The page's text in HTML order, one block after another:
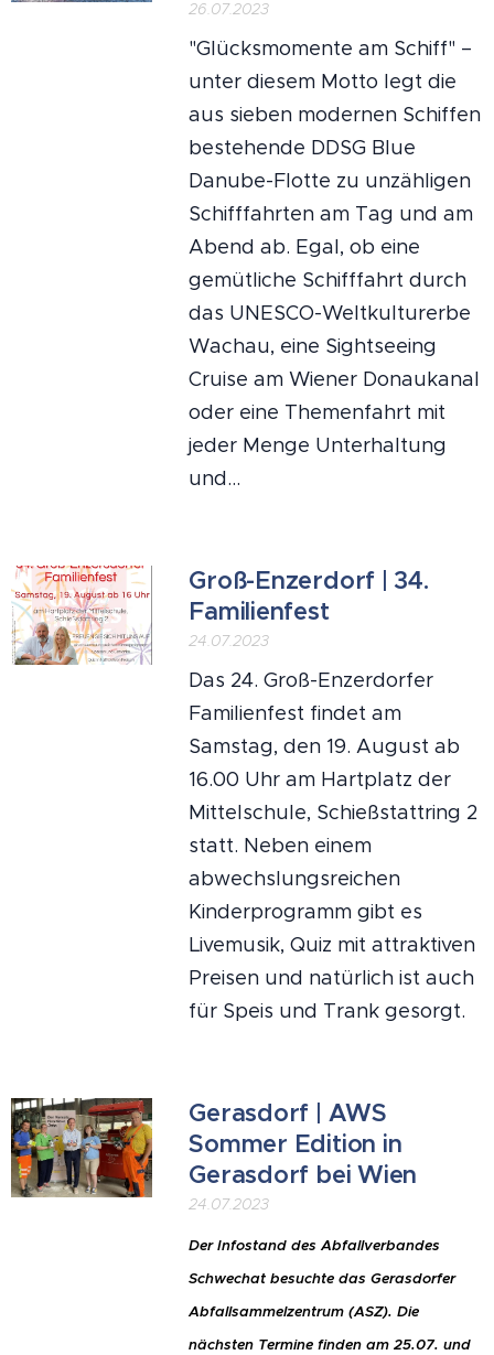
26.07.2023
"Glücksmomente am Schiff" –
unter diesem Motto legt die
aus sieben modernen Schiffen
bestehende DDSG Blue
Danube-Flotte zu unzähligen
Schifffahrten am Tag und am
Abend ab. Egal, ob eine
gemütliche Schifffahrt durch
das UNESCO-Weltkulturerbe
Wachau, eine Sightseeing
Cruise am Wiener Donaukanal
oder eine Themenfahrt mit
jeder Menge Unterhaltung
und...
Groß-Enzerdorf | 34.
Familienfest
24.07.2023
Das 24. Groß-Enzerdorfer
Familienfest findet am
Samstag, den 19. August ab
16.00 Uhr am Hartplatz der
Mittelschule, Schießstattring 2
statt. Neben einem
abwechslungsreichen
Kinderprogramm gibt es
Livemusik, Quiz mit attraktiven
Preisen und natürlich ist auch
für Speis und Trank gesorgt.
Gerasdorf | AWS
Sommer Edition in
Gerasdorf bei Wien
24.07.2023
Der Infostand desAbfallverbandes
Schwechat besuchte das Gerasdorfer
Abfallsammelzentrum (ASZ). Die
nächsten Termine finden am 25.07. und